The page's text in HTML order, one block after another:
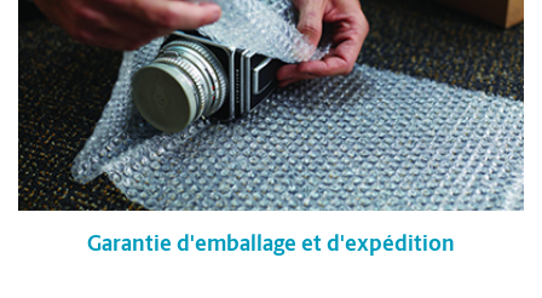
Garantie d'emballage et d'expédition